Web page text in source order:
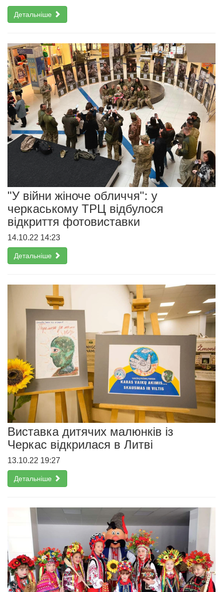
Детальніше
"У війни жіноче обличчя": у
черкаському ТРЦ відбулося
відкриття фотовиставки
14.10.22 14:23
Детальніше
Виставка дитячих малюнків із
Черкас відкрилася в Литві
13.10.22 19:27
Детальніше